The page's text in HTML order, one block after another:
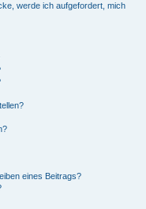
werde ich aufgefordert, mich
eines Beitrags?